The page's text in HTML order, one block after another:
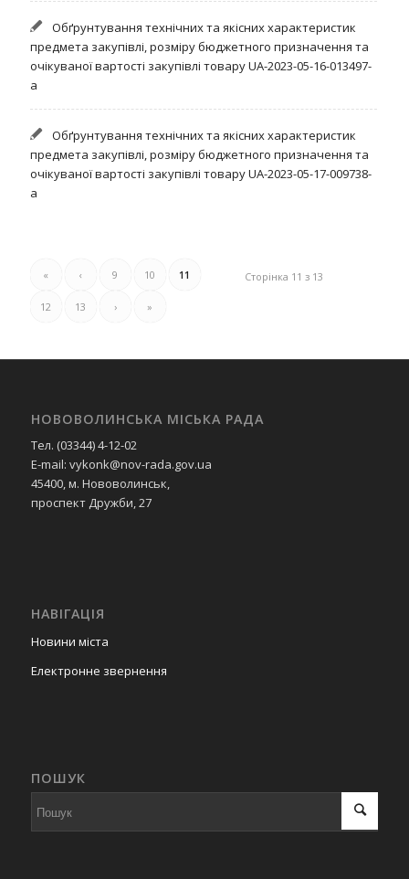
Обґрунтування технічних та якісних характеристик
предмета закупівлі, розміру бюджетного призначення та
очікуваної вартості закупівлі товару UA-2023-05-16-013497-
a
Обґрунтування технічних та якісних характеристик
предмета закупівлі, розміру бюджетного призначення та
очікуваної вартості закупівлі товару UA-2023-05-17-009738-
a
Сторінка 11 з 13
« ‹ 9 10 11
12 13 › »
НОВОВОЛИНСЬКА МІСЬКА РАДА
Тел. (03344) 4-12-02
E-mail: vykonk@nov-rada.gov.ua
45400, м. Нововолинськ,
проспект Дружби, 27
НАВІГАЦІЯ
Новини міста
Електронне звернення
ПОШУК